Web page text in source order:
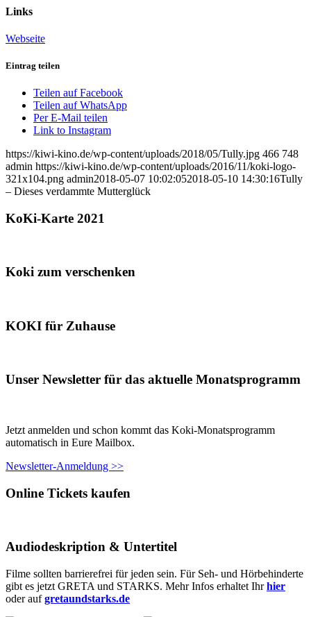
Links
Webseite
Eintrag teilen
Teilen auf Facebook
Teilen auf WhatsApp
Per E-Mail teilen
Link to Instagram
https://kiwi-kino.de/wp-content/uploads/2018/05/Tully.jpg 466 748
admin https://kiwi-kino.de/wp-content/uploads/2016/11/koki-logo-
321x104.png admin2018-05-07 10:02:052018-05-10 14:30:16Tully
– Dieses verdammte Mutterglück
KoKi-Karte 2021
Koki zum verschenken
KOKI für Zuhause
Unser Newsletter für das aktuelle Monatsprogramm
Jetzt anmelden und schon kommt das Koki-Monatsprogramm
automatisch in Eure Mailbox.
Newsletter-Anmeldung >>
Online Tickets kaufen
Audiodeskription & Untertitel
Filme sollten barrierefrei für jeden sein. Für Seh- und Hörbehinderte
gibt es jetzt GRETA und STARKS. Mehr Infos erhaltet Ihrhier
oder aufgretaundstarks.de